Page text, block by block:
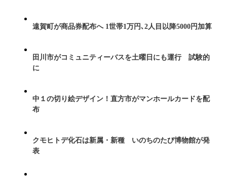
遠賀町が商品券配布へ 1世帯1万円､2人目以降5000円加算
田川市がコミュニティーバスを土曜日にも運行 試験的
に
中１の切り絵デザイン！直方市がマンホールカードを配
布
クモヒトデ化石は新属・新種 いのちのたび博物館が発
表